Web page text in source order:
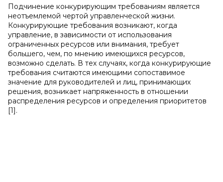
Подчинение конкурирующим требованиям является
неотъемлемой чертой управленческой жизни.
Конкурирующие требования возникают, когда
управление, в зависимости от использования
ограниченных ресурсов или внимания, требует
большего, чем, по мнению имеющихся ресурсов,
возможно сделать. В тех случаях, когда конкурирующие
требования считаются имеющими сопоставимое
значение для руководителей и лиц, принимающих
решения, возникает напряженность в отношении
распределения ресурсов и определения приоритетов
[1].